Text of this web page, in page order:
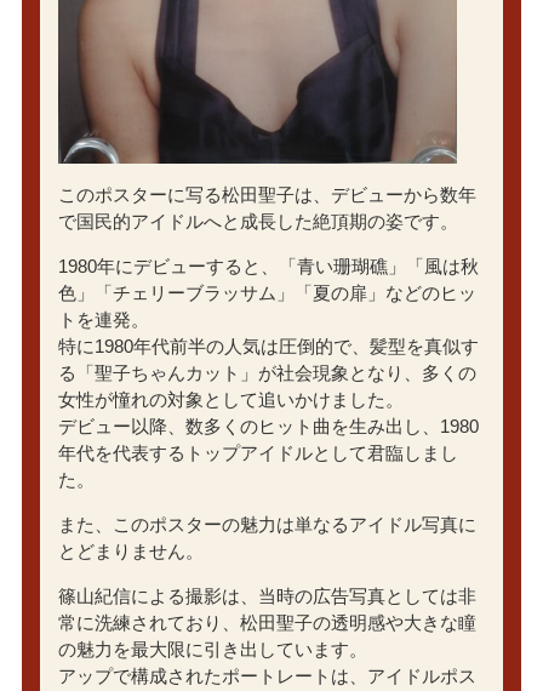
このポスターに写る松田聖子は、デビューから数年
で国民的アイドルへと成長した絶頂期の姿です。
1980年にデビューすると、「青い珊瑚礁」「風は秋
色」「チェリーブラッサム」「夏の扉」などのヒッ
トを連発。
特に1980年代前半の人気は圧倒的で、髪型を真似す
る「聖子ちゃんカット」が社会現象となり、多くの
女性が憧れの対象として追いかけました。
デビュー以降、数多くのヒット曲を生み出し、1980
年代を代表するトップアイドルとして君臨しまし
た。
また、このポスターの魅力は単なるアイドル写真に
とどまりません。
篠山紀信による撮影は、当時の広告写真としては非
常に洗練されており、松田聖子の透明感や大きな瞳
の魅力を最大限に引き出しています。
アップで構成されたポートレートは、アイドルポス